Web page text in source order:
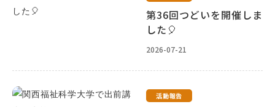
第36回つどいを開催しま
した🎈
2026-07-21
活動報告